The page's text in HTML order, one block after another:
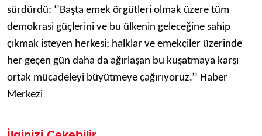
sürdürdü: ‘’Başta emek örgütleri olmak üzere tüm
demokrasi güçlerini ve bu ülkenin geleceğine sahip
çıkmak isteyen herkesi; halklar ve emekçiler üzerinde
her geçen gün daha da ağırlaşan bu kuşatmaya karşı
ortak mücadeleyi büyütmeye çağırıyoruz.’’ Haber
Merkezi